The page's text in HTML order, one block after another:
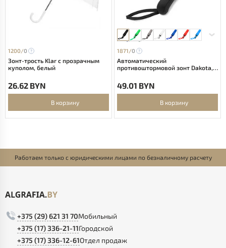
1200/0
Зонт-трость Klar с прозрачным
куполом, белый
26.62 BYN
В корзину
1871/0
Автоматический
противоштормовой зонт Dakota,
49.01 BYN
В корзину
Работаем только с юридическими лицами по безналичному расчету
+375 (29) 621 31 70Мобильный
+375 (17) 336-21-11Городской
+375 (17) 336-12-61Отдел продаж